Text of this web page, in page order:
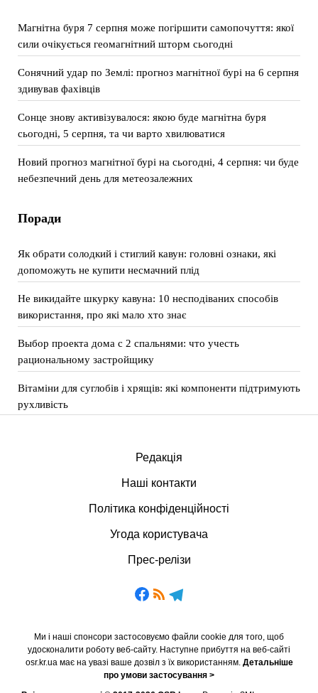
Магнітна буря 7 серпня може погіршити самопочуття: якої
сили очікується геомагнітний шторм сьогодні
Сонячний удар по Землі: прогноз магнітної бурі на 6 серпня
здивував фахівців
Сонце знову активізувалося: якою буде магнітна буря
сьогодні, 5 серпня, та чи варто хвилюватися
Новий прогноз магнітної бурі на сьогодні, 4 серпня: чи буде
небезпечний день для метеозалежних
Поради
Як обрати солодкий і стиглий кавун: головні ознаки, які
допоможуть не купити несмачний плід
Не викидайте шкурку кавуна: 10 несподіваних способів
використання, про які мало хто знає
Выбор проекта дома с 2 спальнями: что учесть
рациональному застройщику
Вітаміни для суглобів і хрящів: які компоненти підтримують
рухливість
Редакція
Наші контакти
Політика конфіденційності
Угода користувача
Прес-релізи
Ми і наші спонсори застосовуємо файли cookie для того, щоб
удосконалити роботу веб-сайту. Наступне прибуття на веб-сайті
osr.kr.ua має на увазі ваше дозвіл з їх використанням. Детальніше
про умови застосування >